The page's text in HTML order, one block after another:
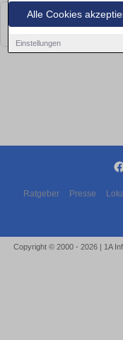
Alle Cookies
Einstellungen
Leider konnten wir derzeit
bald wieder vorbei!
Ratgeber Presse
Copyright © 2000 - 2026 | 1A